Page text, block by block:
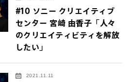
#10 ソニー クリエイティブ
センター 宮崎 由香子「人々
のクリエイティビティを解放
したい」
2021.11.11